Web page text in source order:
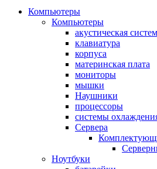
Компьютеры
Компьютеры
акустическая
клавиатура
корпуса
материнская плата
мониторы
мышки
Наушники
процессоры
системы
Сервера
Ноутбуки